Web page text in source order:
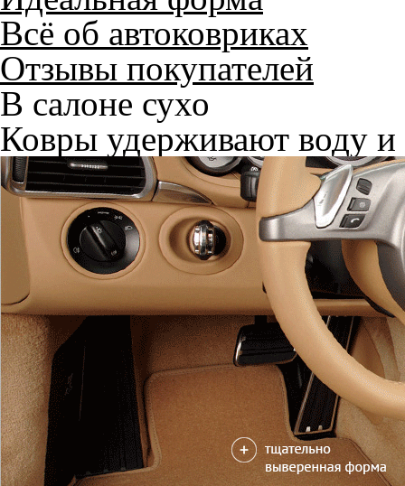
Всё об автоковриках
Отзывы покупателей
В салоне сухо
Ковры удерживают воду и